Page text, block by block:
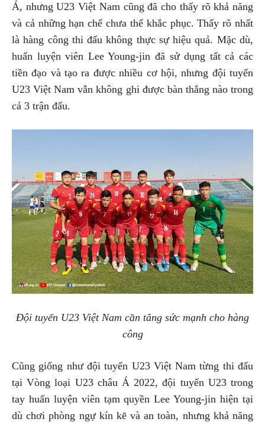
Á, nhưng U23 Việt Nam cũng đã cho thấy rõ khả năng
và cả những hạn chế chưa thể khắc phục. Thấy rõ nhất
là hàng công thi đấu không thực sự hiệu quả. Mặc dù,
huấn luyện viên Lee Young-jin đã sử dụng tất cả các
tiền đạo và tạo ra được nhiều cơ hội, nhưng đội tuyển
U23 Việt Nam vẫn không ghi được bàn thắng nào trong
cả 3 trận đấu.
Đội tuyển U23 Việt Nam cần tăng sức mạnh cho hàng
công
Cũng giống như đội tuyển U23 Việt Nam từng thi đấu
tại Vòng loại U23 châu Á 2022, đội tuyển U23 trong
tay huấn luyện viên tạm quyền Lee Young-jin hiện tại
dù chơi phòng ngự kín kẽ và an toàn, nhưng khả năng